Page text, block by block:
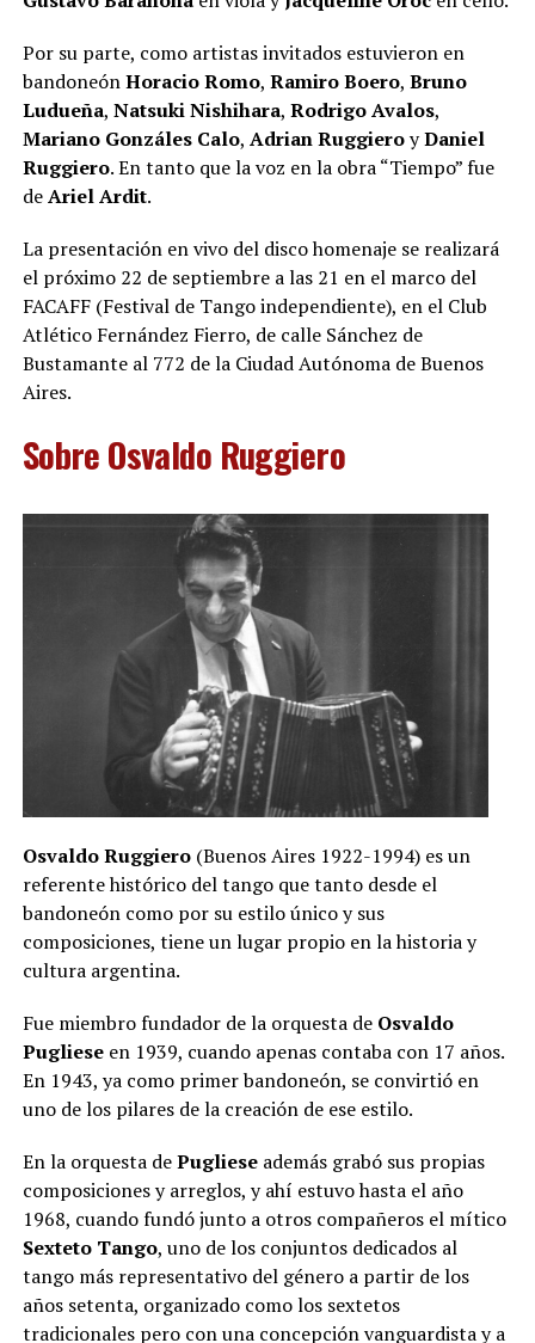
Por su parte, como artistas invitados estuvieron en
bandoneónHoracio Romo, Ramiro Boero, Bruno
Ludueña, Natsuki Nishihara, Rodrigo Avalos,
Mariano Gonzáles Calo, Adrian RuggieroyDaniel
Ruggiero. En tanto que la voz en la obra “Tiempo” fue
deAriel Ardit.
La presentación en vivo del disco homenaje se realizará
el próximo 22 de septiembre a las 21 en el marco del
FACAFF (Festival de Tango independiente), en el Club
Atlético Fernández Fierro, de calle Sánchez de
Bustamante al 772 de la Ciudad Autónoma de Buenos
Aires.
Sobre Osvaldo Ruggiero
Osvaldo Ruggiero(Buenos Aires 1922-1994) es un
referente histórico del tango que tanto desde el
bandoneón como por su estilo único y sus
composiciones, tiene un lugar propio en la historia y
cultura argentina.
Fue miembro fundador de la orquesta de Osvaldo
Pugliese en 1939, cuando apenas contaba con 17 años.
En 1943, ya como primer bandoneón, se convirtió en
uno de los pilares de la creación de ese estilo.
En la orquesta dePugliese además grabó sus propias
composiciones y arreglos, y ahí estuvo hasta el año
1968, cuando fundó junto a otros compañeros el mítico
Sexteto Tango, uno de los conjuntos dedicados al
tango más representativo del género a partir de los
años setenta, organizado como los sextetos
tradicionales pero con una concepción vanguardista y a